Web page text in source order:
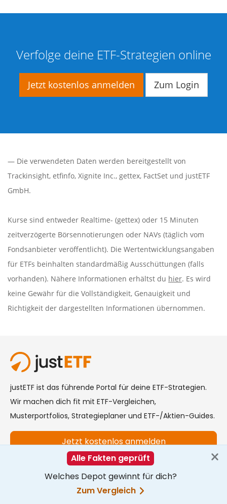
Verfolge deine ETF-Strategien online
Jetzt kostenlos anmelden Zum Login
— Die verwendeten Daten werden bereitgestellt von
Trackinsight, etfinfo, Xignite Inc., gettex, FactSet und justETF
GmbH.
Kurse sind entweder Realtime- (gettex) oder 15 Minuten
zeitverzögerte Börsennotierungen oder NAVs (täglich vom
Fondsanbieter veröffentlicht). Die Wertentwicklungsangaben
für ETFs beinhalten standardmäßig Ausschüttungen (falls
vorhanden). Nähere Informationen erhältst du hier. Es wird
keine Gewähr für die Vollständigkeit, Genauigkeit und
Richtigkeit der dargestellten Informationen übernommen.